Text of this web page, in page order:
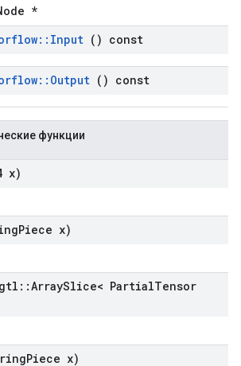
*
:: Input () const
:: Output () const
функции
x)
Piece x)
::ArraySlice< PartialTensor
Piece x)